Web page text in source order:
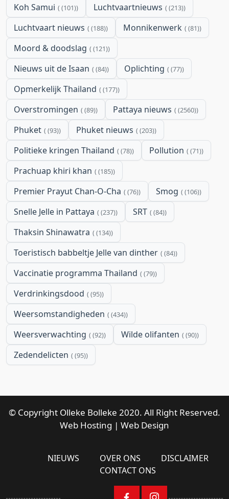
Koh Samui (101) Luchtvaartnieuws (213)
Luchtvaart nieuws (188) Monnikenwerk (81)
Moord & doodslag (121)
Nieuws uit de Isaan (84) Oplichting (77)
Opmerkelijk Thailand (177)
Overstromingen (89) Pattaya nieuws (2560)
Phuket (93) Phuket nieuws (203)
Politieke kringen Thailand (78) Pollution (71)
Prachuap khiri khan (185)
Premier Prayut Chan-O-Cha (76) Smog (106)
Snelle Jelle in Pattaya (237) SRT (84)
Thaksin Shinawatra (134)
Toeristisch babbeltje Jelle van dinther (84)
Vaccinatie programma Thailand (79)
Verdrinkingsdood (95)
Weersomstandigheden (434)
Weersverwachting (92) Wilde olifanten (90)
Zedendelicten (95)
© Copyright Olleke Bolleke 2020. All Right Reserved.
Web Hosting | Web Design
NIEUWS OVER ONS
DISCLAIMER
CONTACT ONS